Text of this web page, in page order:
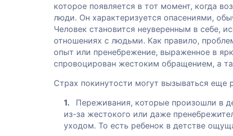
которое появляется в тот момент, когда
люди. Он характеризуется опасениями,
Человек становится неуверенным в себе,
отношениях с людьми. Как правило,
опыт или пренебрежение, выраженное в
спровоцирован жестоким обращением, а
Страх покинутости могут вызываться еще
Переживания, которые произошли в
из-за жестокого или даже
уходом. То есть ребенок в детстве